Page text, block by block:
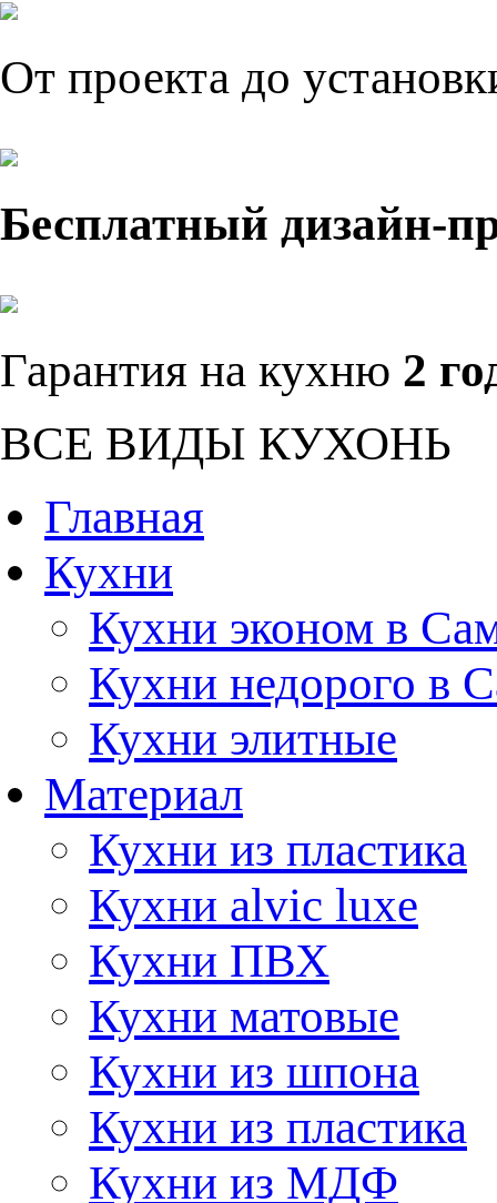
От проекта до
Бесплатный дизайн-
Гарантия на кухню 2
ВСЕ ВИДЫ КУХОНЬ
Главная
Кухни
Кухни эконом в
Кухни недорого в
Кухни элитные
Материал
Кухни из пластика
Кухни alvic luxe
Кухни ПВХ
Кухни матовые
Кухни из шпона
Кухни из пластика
Кухни из МДФ